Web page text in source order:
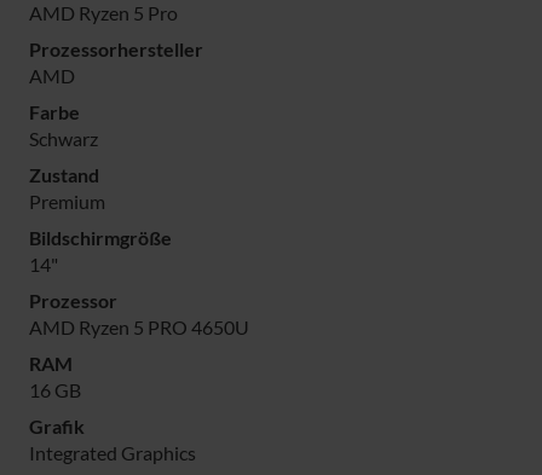
AMD Ryzen 5 Pro
Prozessorhersteller
AMD
Farbe
Schwarz
Zustand
Premium
Bildschirmgröße
14"
Prozessor
AMD Ryzen 5 PRO 4650U
RAM
16 GB
Grafik
Integrated Graphics